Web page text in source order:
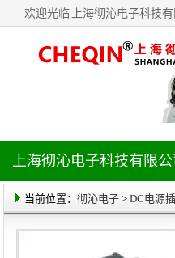
欢迎光临 上海彻沁电子科技
上海彻沁电子科技有限公
当前位置： 彻沁电子> DC电源